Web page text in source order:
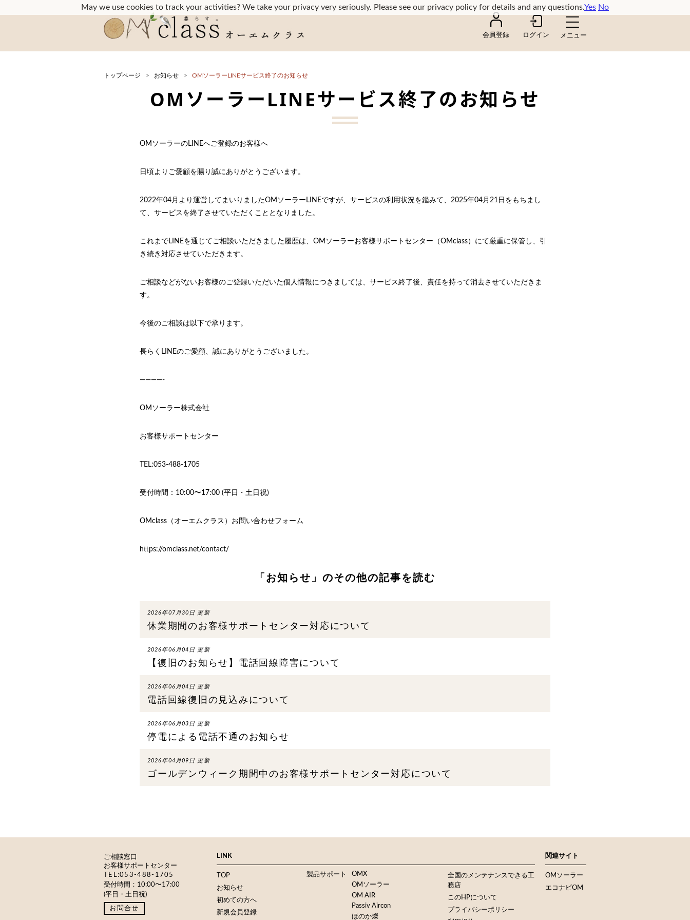
会員登録 ログイン
トップページ お知らせ OMソーラーLINEサービス終了のお知らせ
OMソーラーLINEサービス終了のお知らせ
OMソーラーのLINEへご登録のお客様へ
日頃よりご愛顧を賜り誠にありがとうございます。
2022年04月より運営してまいりましたOMソーラーLINEですが、サービスの利用状況を鑑みて、2025年04月21日をもちまし
て、サービスを終了させていただくこととなりました。
これまでLINEを通じてご相談いただきました履歴は、OMソーラーお客様サポートセンター（OMclass）にて厳重に保管し、引
き続き対応させていただきます。
ご相談などがないお客様のご登録いただいた個人情報につきましては、サービス終了後、責任を持って消去させていただきま
す。
今後のご相談は以下で承ります。
長らくLINEのご愛顧、誠にありがとうございました。
————-
OMソーラー株式会社
お客様サポートセンター
TEL:053-488-1705
受付時間：10:00〜17:00 (平日・土日祝)
OMclass（オーエムクラス）お問い合わせフォーム
https://omclass.net/contact/
「お知らせ」のその他の記事を読む
2026年07月30日 更新
休業期間のお客様サポートセンター対応について
2026年06月04日 更新
【復旧のお知らせ】電話回線障害について
2026年06月04日 更新
電話回線復旧の見込みについて
2026年06月03日 更新
停電による電話不通のお知らせ
2026年04月09日 更新
ゴールデンウィーク期間中のお客様サポートセンター対応について
ご相談窓口
お客様サポートセンター
TEL:053-488-1705
受付時間：10:00〜17:00
(平日・土日祝)
お問合せ
LINK
TOP
お知らせ
初めての方へ
新規会員登録
製品サポート
OMX
OMソーラー
OM AIR
Passiv Aircon
ほのか燦
全国のメンテナンスできる工
務店
このHPについて
プライバシーポリシー
関連サイト
OMソーラー
エコナビOM
May we use cookies to track your activities? We take your privacy very seriously. Please see our privacy policy for details and any questions.Yes No